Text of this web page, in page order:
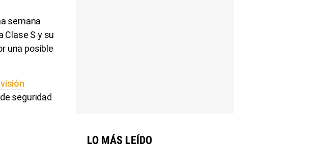
semana
Clase S y su
una posible
seguridad
LO MÁS LEÍDO